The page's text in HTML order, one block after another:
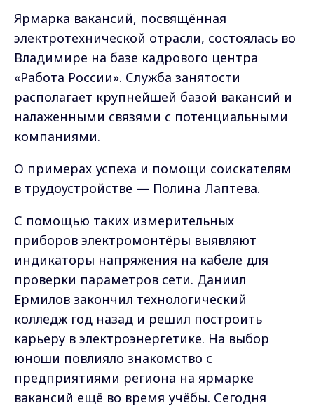
Ярмарка вакансий, посвящённая
электротехнической отрасли, состоялась во
Владимире на базе кадрового центра
«Работа России». Служба занятости
располагает крупнейшей базой вакансий и
налаженными связями с потенциальными
компаниями.
О примерах успеха и помощи соискателям
в трудоустройстве — Полина Лаптева.
С помощью таких измерительных
приборов электромонтёры выявляют
индикаторы напряжения на кабеле для
проверки параметров сети. Даниил
Ермилов закончил технологический
колледж год назад и решил построить
карьеру в электроэнергетике. На выбор
юноши повлияло знакомство с
предприятиями региона на ярмарке
вакансий ещё во время учёбы. Сегодня